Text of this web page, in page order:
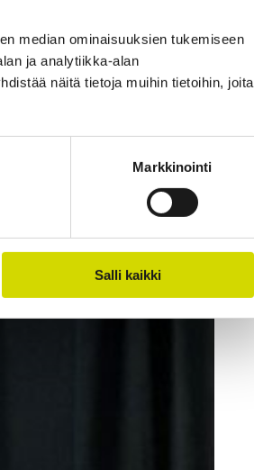
median ominaisuuksien tukemiseen
ja analytiikka-alan
näitä tietoja muihin tietoihin, joita
Markkinointi
Salli kaikki